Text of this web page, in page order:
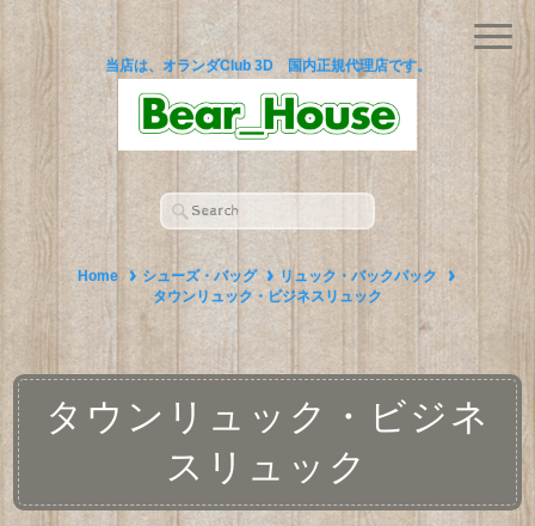
当店は、オランダClub 3D 国内正規代理店です。
Home シューズ・バッグ
リュック・バックパック
タウンリュック・ビジネスリュック
タウンリュック・ビジネ
スリュック